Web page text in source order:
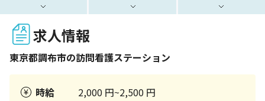
求人情報
東京都調布市の訪問看護ステーション
時給 2,000 円~2,500 円